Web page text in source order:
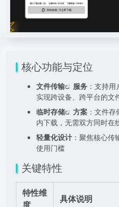
核心功能与定位
文件传输 服务 ：支持
实现跨设备、跨平台的文
临时存储
方案 ：文件
内下载，无需双方同时在
轻量化设计 ：聚焦核心
使用门槛
关键特性
特性维
具体说明